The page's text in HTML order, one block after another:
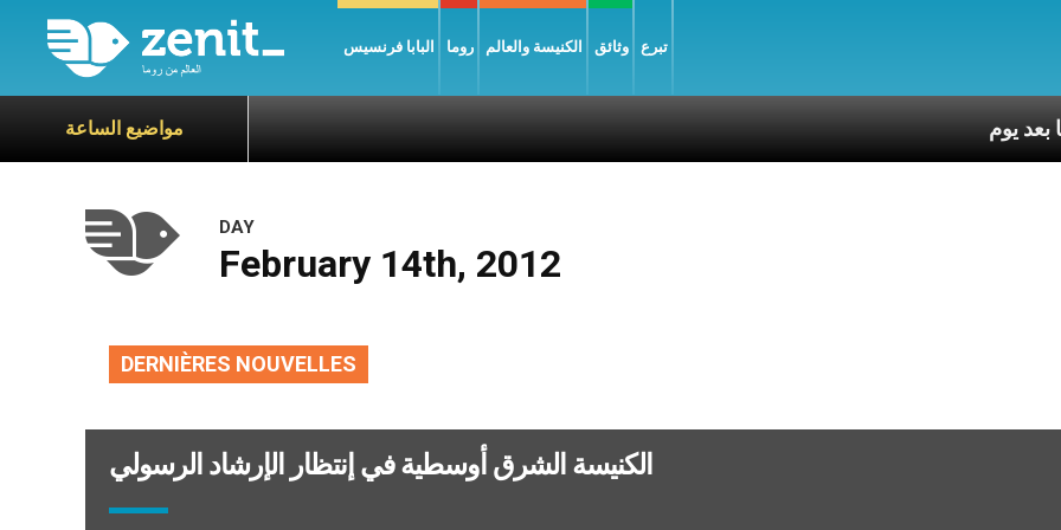
البابا فرنسيس روما الكنيسة والعالم وثائق تبرع
مواضيع الساعة
DAY
February 14th, 2012
DERNIÈRES NOUVELLES
الكنيسة الشرق أوسطية في إنتظار الإرشاد الرسولي